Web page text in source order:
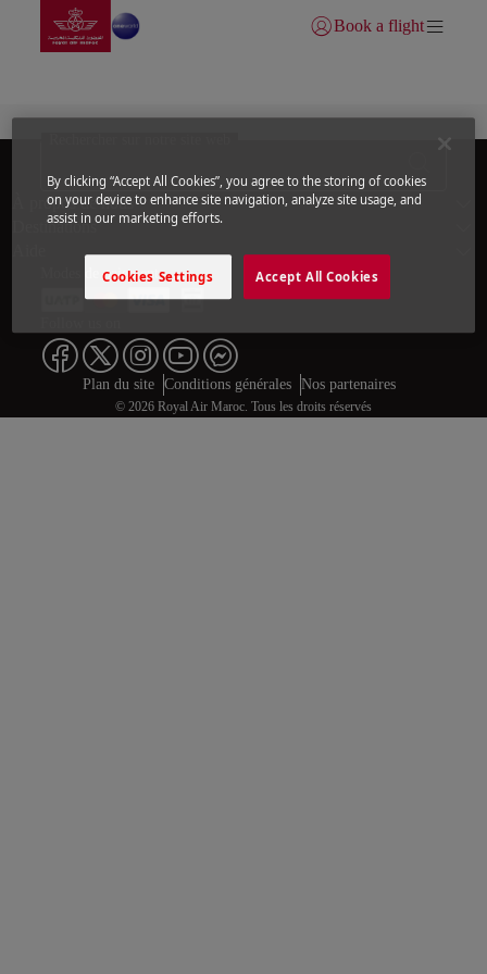
Saut au contenu principal
Aller à la page accueil
Se connecter | S’inscrire)
Book a flight
Bas de page
À propos de nous
Destinations
Modes de paiement
Web map links
$Title.getData()
Plan du site Conditions générales Nos partenaires
© 2026 Royal Air Maroc. Tous les droits réservés
By clicking “Accept All Cookies”, you agree to the storing of cookies
on your device to enhance site navigation, analyze site usage, and
assist in our marketing efforts.
Accept All Cookies
Cookies Settings